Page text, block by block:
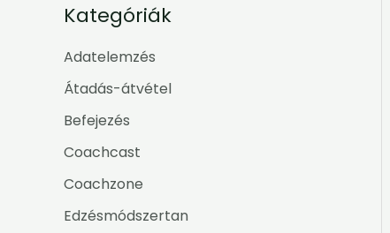
Kategóriák
Adatelemzés
Átadás-átvétel
Befejezés
Coachcast
Coachzone
Edzésmódszertan